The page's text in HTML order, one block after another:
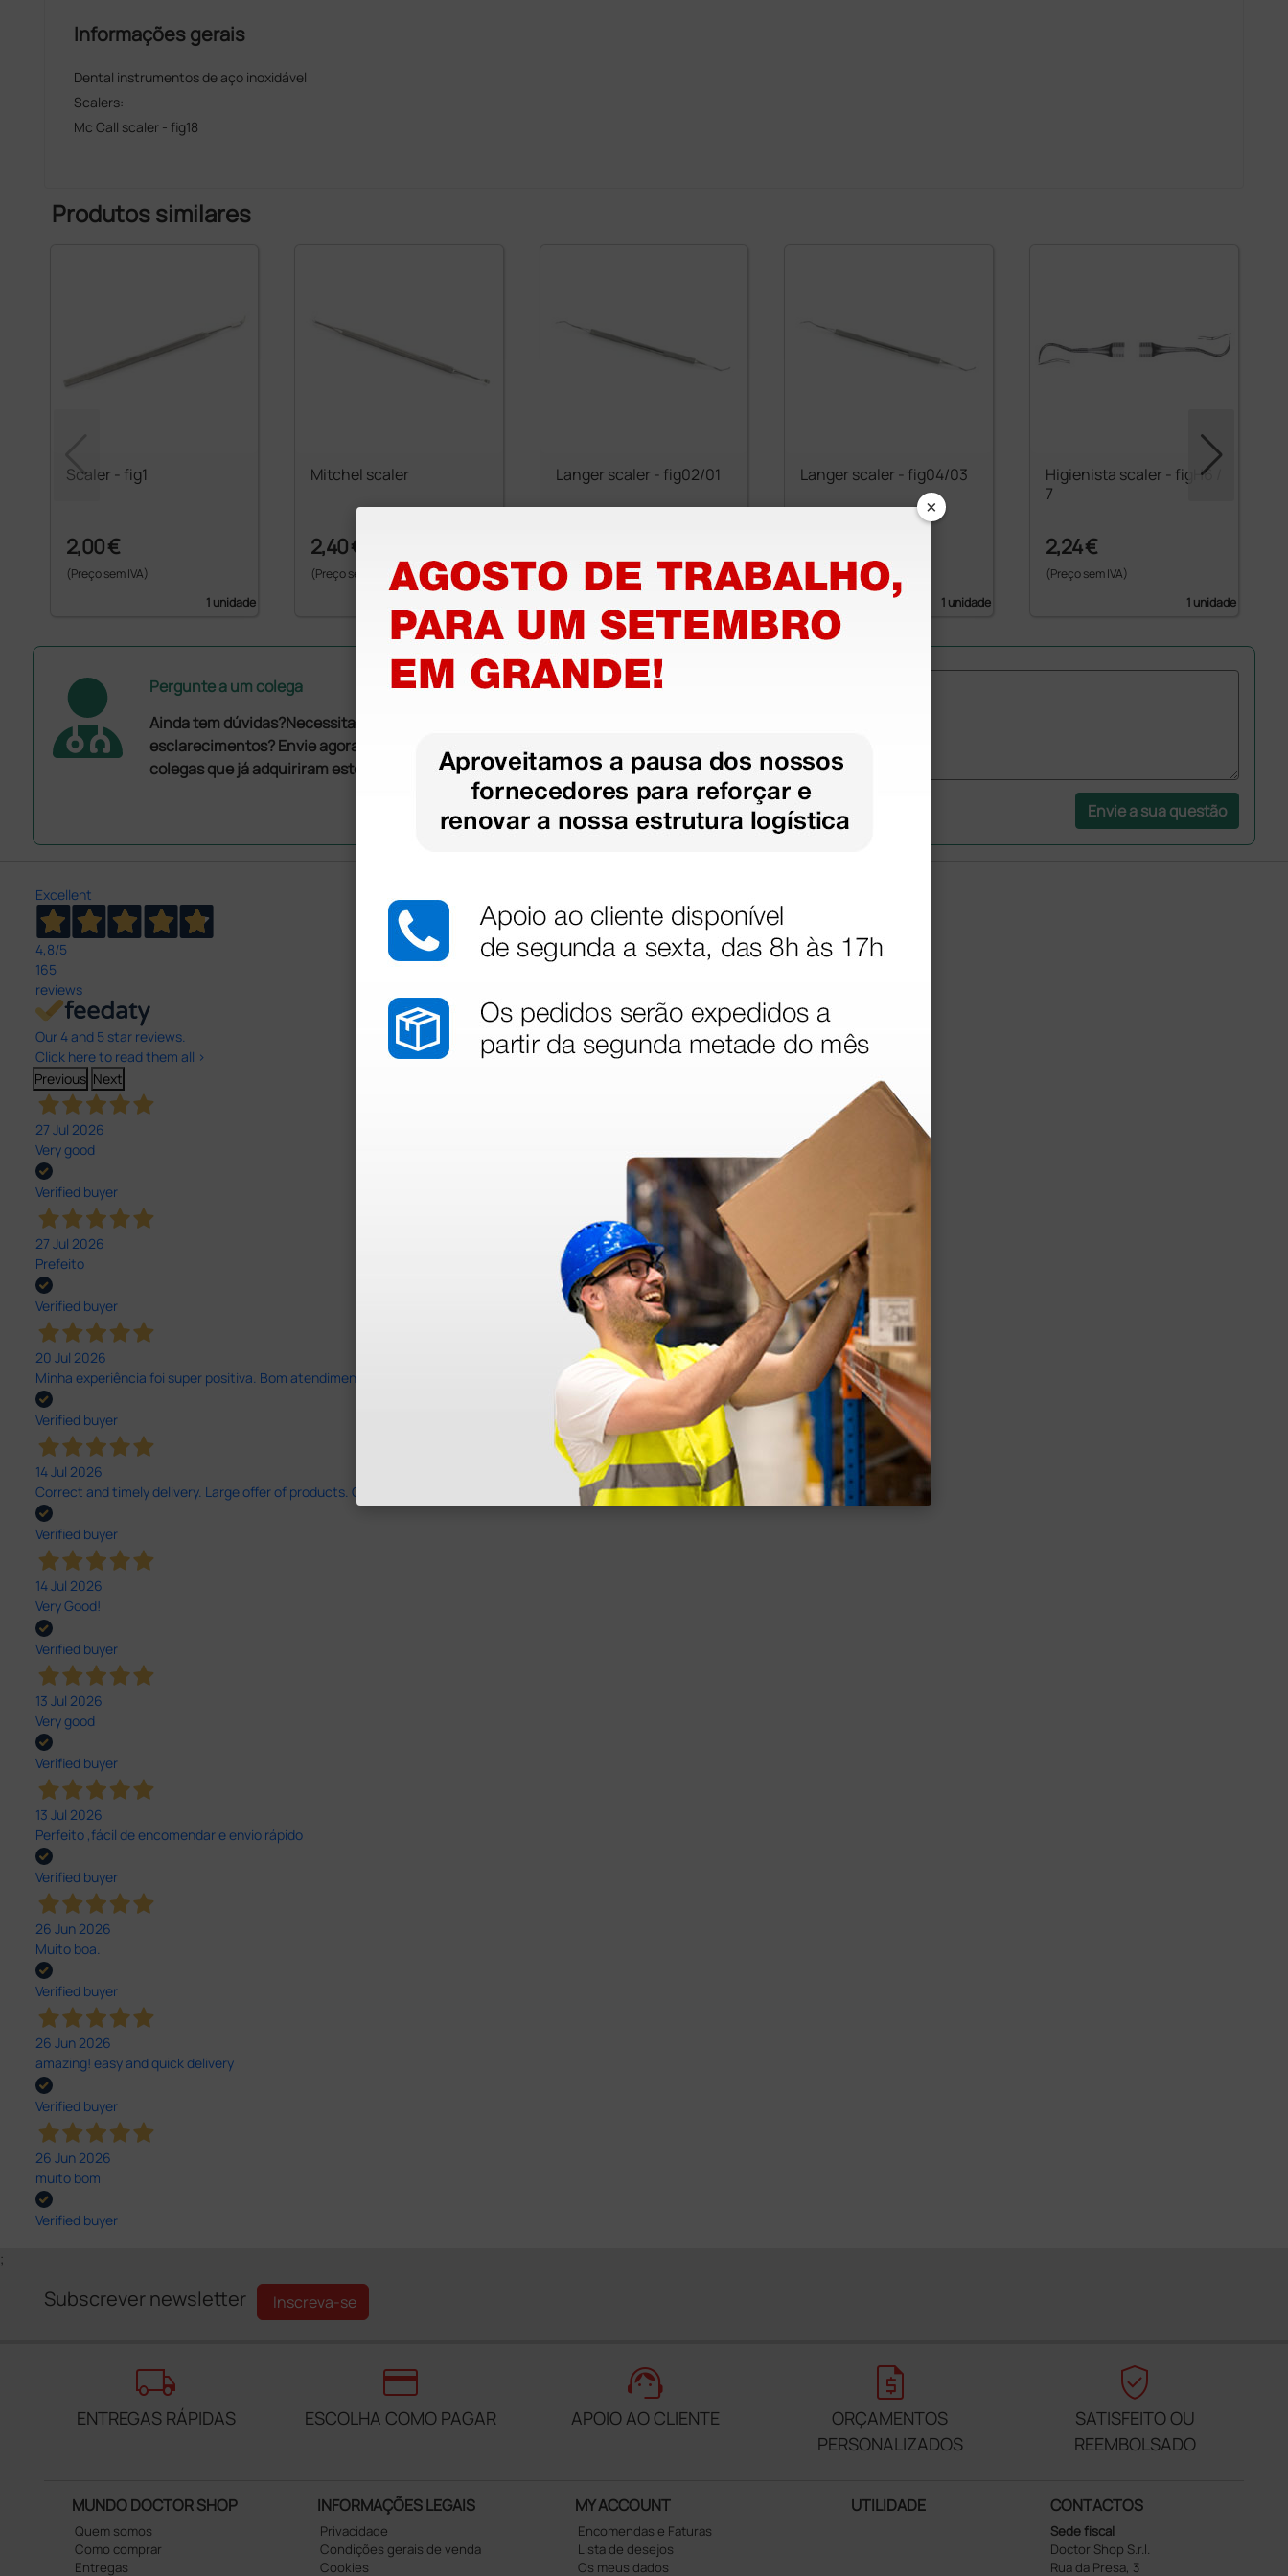
Informações gerais
Dental instrumentos de aço inoxidável
Scalers:
Mc Call scaler - fig18
Produtos similares
Scaler - fig1
2,00 €
(Preço sem IVA)
1 unidade
Mitchel scaler
2,40 €
(Preço sem IVA)
Langer scaler - fig02/01
(Preço sem IVA)
Langer scaler - fig04/03
(Preço sem IVA)
1 unidade
Higienista scaler - figH6 /
7
2,24 €
(Preço sem IVA)
1 unidade
Pergunte a um colega
Ainda tem dúvidas?Necessita de mais
esclarecimentos? Envie agora a sua questão aos
colegas que já adquiriram este produto.
Envie a sua questão
Excellent
4,8/5
165
reviews
Our 4 and 5 star reviews.
Click here to read them all >
Previous Next
27 Jul 2026
Very good
Verified buyer
27 Jul 2026
Prefeito
Verified buyer
20 Jul 2026
Minha experiência foi super positiva. Bom atendimento e recebi dentro do prazo. Obrigada.
Verified buyer
14 Jul 2026
Correct and timely delivery. Large offer of products. Good service!
Verified buyer
14 Jul 2026
Very Good!
Verified buyer
13 Jul 2026
Very good
Verified buyer
13 Jul 2026
Perfeito ,fácil de encomendar e envio rápido
Verified buyer
26 Jun 2026
Muito boa.
Verified buyer
26 Jun 2026
amazing! easy and quick delivery
Verified buyer
26 Jun 2026
muito bom
Verified buyer
;
Subscrever newsletter Inscreva-se
local_shipping
ENTREGAS RÁPIDAS
credit_card
ESCOLHA COMO PAGAR
support_agent
APOIO AO CLIENTE
request_quote
ORÇAMENTOS
PERSONALIZADOS
verified_user
SATISFEITO OU
REEMBOLSADO
MUNDO DOCTOR SHOP
Quem somos
Como comprar
Entregas
INFORMAÇÕES LEGAIS
Privacidade
Condições gerais de venda
Cookies
MY ACCOUNT
Encomendas e Faturas
Lista de desejos
Os meus dados
UTILIDADE CONTACTOS
Sede fiscal
Doctor Shop S.r.l.
Rua da Presa, 3
×